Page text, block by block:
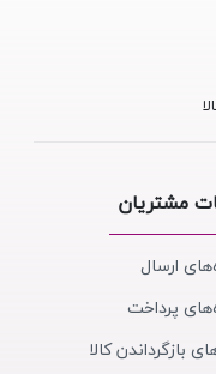
مشتریان
ارسال
پرداخت
بازگرداندن کالا